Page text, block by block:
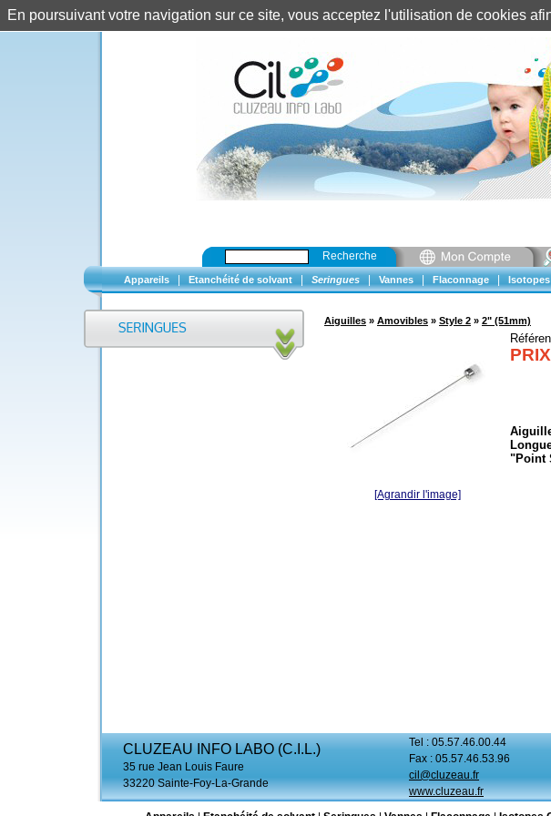
Recherche
Appareils Etanchéité de solvant Seringues Vannes Flaconnage Isotopes
Aiguilles » Amovibles » Style 2 » 2" (51mm)
[Agrandir l'image]
"Point
CLUZEAU INFO LABO (C.I.L.)
35 rue Jean Louis Faure
33220 Sainte-Foy-La-Grande
Tel : 05.57.46.00.44
Fax : 05.57.46.53.96
cil@cluzeau.fr
www.cluzeau.fr
En poursuivant votre navigation sur ce site, vous acceptez l'utilisation de cookies